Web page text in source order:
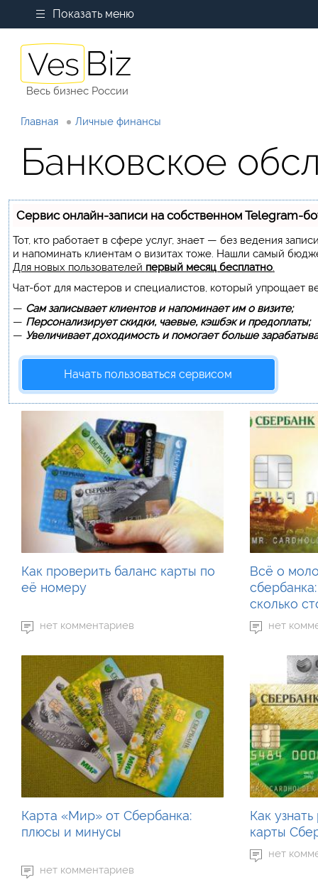
Показать меню
Весь бизнес России
Главная Личные финансы
Банковское
Сервис онлайн-записи на собственном Telegram-
Тот, кто работает в сфере услуг, знает — без ведения
и напоминать клиентам о визитах тоже. Нашли самый
Для новых пользователей первый месяц бесплатно.
Чат-бот для мастеров и специалистов, который упрощает
— Сам записывает клиентов и напоминает им о визите;
— Персонализирует скидки, чаевые, кэшбэк и предоплаты;
— Увеличивает доходимость и помогает больше
Начать пользоваться сервисом
Как проверить баланс карты по
её номеру
нет комментариев
Всё о
сколько
нет
Карта «Мир» от Сбербанка:
плюсы и минусы
нет комментариев
Как
карты
нет